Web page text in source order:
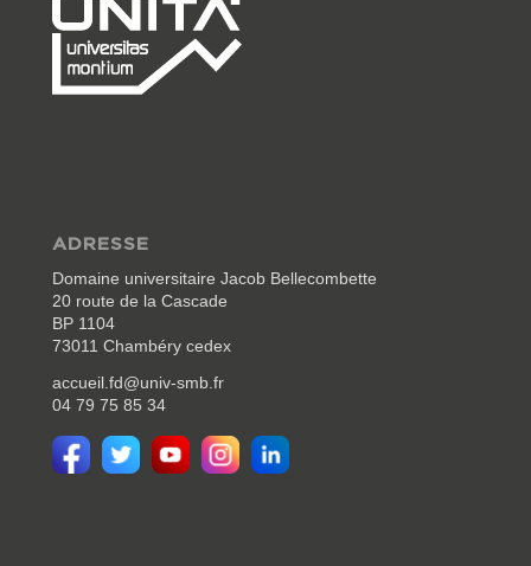
ADRESSE
Domaine universitaire Jacob Bellecombette
20 route de la Cascade
BP 1104
73011 Chambéry cedex
accueil.fd@univ-smb.fr
04 79 75 85 34